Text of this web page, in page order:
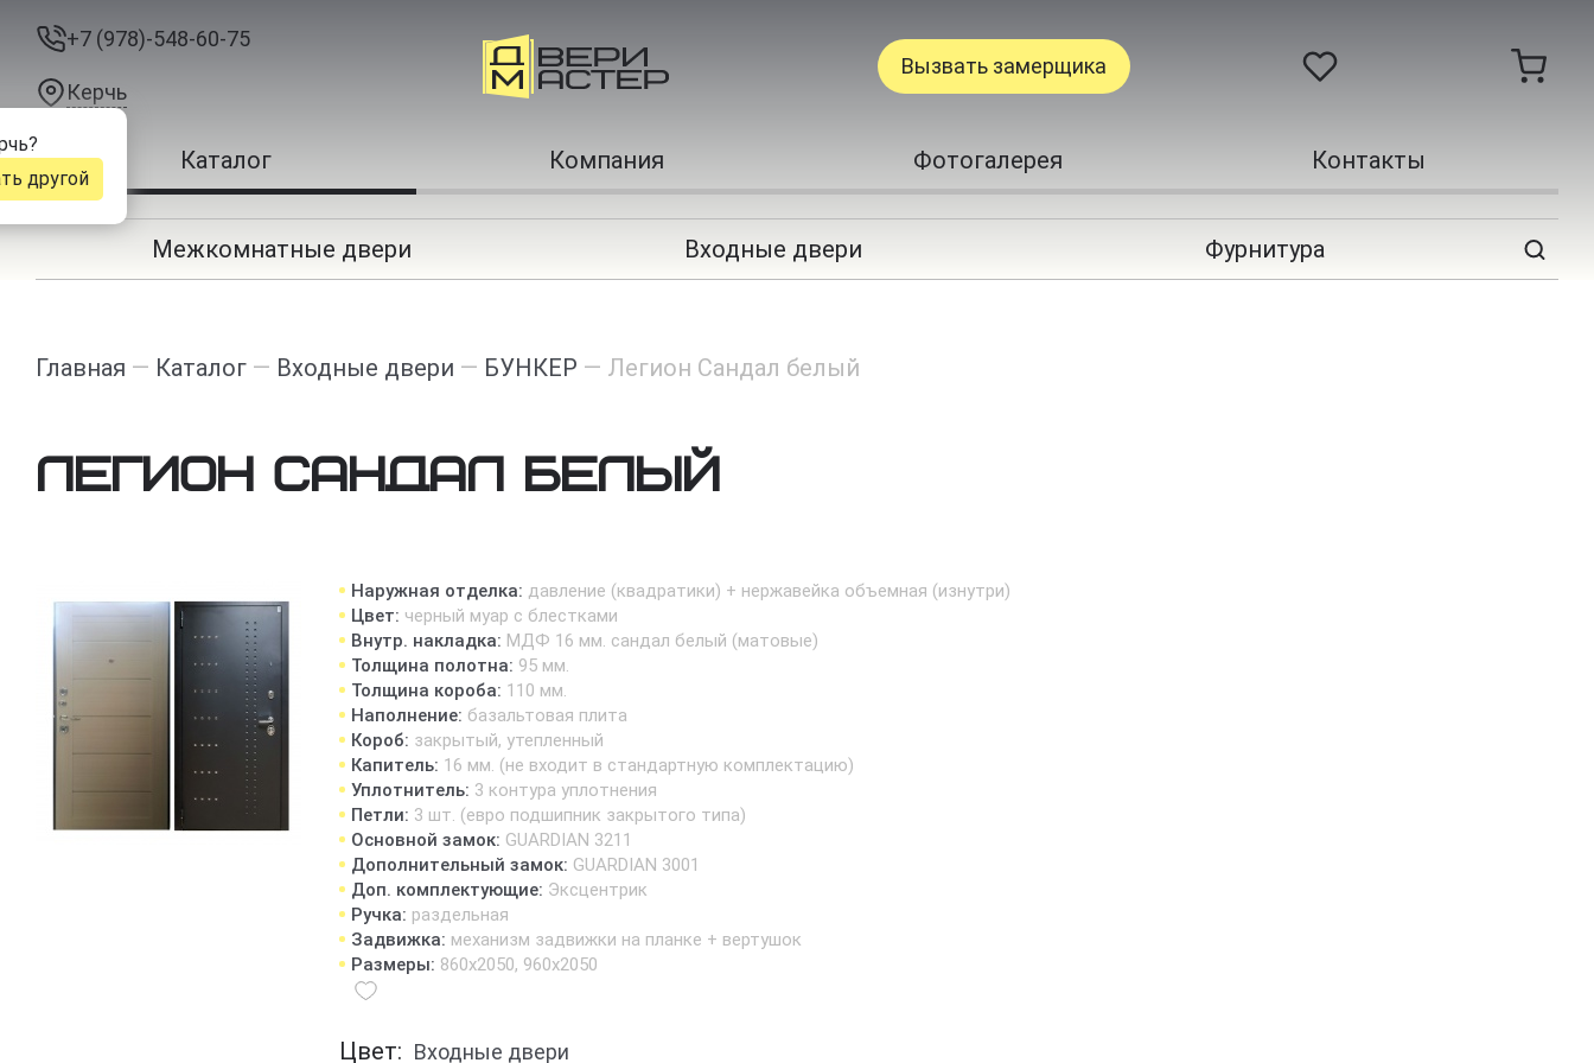
+7 (978)-548-60-75
Керчь
?
другой
Вызвать замерщика
Каталог Компания Фотогалерея Контакты
Межкомнатные двери Входные двери Фурнитура
Главная — Каталог — Входные двери — БУНКЕР — Легион Сандал белый
Легион Сандал белый
Наружная отделка: давление (квадратики) + нержавейка объемная (изнутри)
Цвет: черный муар с блестками
Внутр. накладка: МДФ 16 мм. сандал белый (матовые)
Толщина полотна: 95 мм.
Толщина короба: 110 мм.
Наполнение: базальтовая плита
Короб: закрытый, утепленный
Капитель: 16 мм. (не входит в стандартную комплектацию)
Уплотнитель: 3 контура уплотнения
Петли: 3 шт. (евро подшипник закрытого типа)
Основной замок: GUARDIAN 3211
Дополнительный замок: GUARDIAN 3001
Доп. комплектующие: Эксцентрик
Ручка: раздельная
Задвижка: механизм задвижки на планке + вертушок
Размеры: 860х2050, 960х2050
Цвет: Входные двери